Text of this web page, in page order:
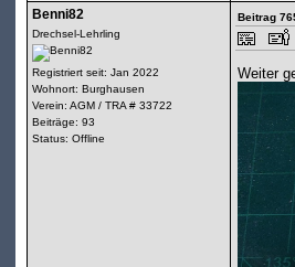
Benni82
Drechsel-Lehrling
Registriert seit: Jan 2022
Wohnort: Burghausen
Verein: AGM / TRA # 33722
Beiträge: 93
Status: Offline
Beitrag
Weiter